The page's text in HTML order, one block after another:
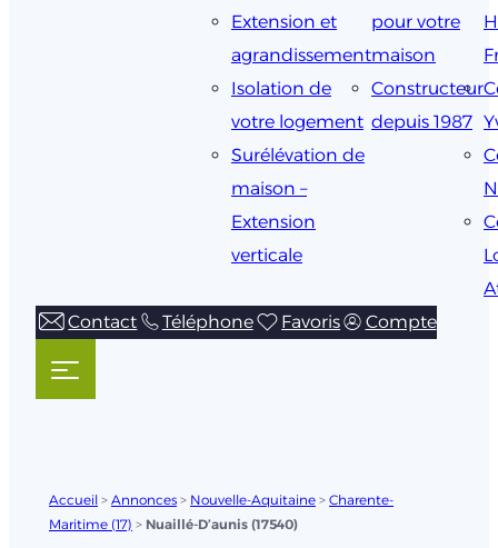
Extension et
agrandissement
Isolation de
votre logement
Surélévation de
maison –
Extension
verticale
pour votre
maison
Constructeur
depuis 1987
Contact
Téléphone Favoris Compte
Accueil > Annonces > Nouvelle-Aquitaine > Charente-
Maritime (17) > Nuaillé-D’aunis (17540)